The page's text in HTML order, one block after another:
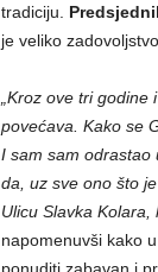
tradiciju.
je veliko
„Kroz ove tri
povećava. Kako se
I sam sam odrastao
da, uz sve ono što
Ulicu Slavka Kolara,
napomenuvši kako